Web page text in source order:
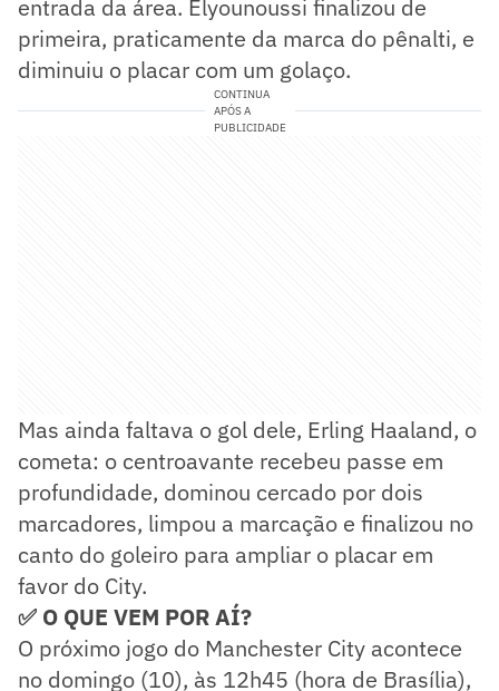
entrada da área. Elyounoussi finalizou de
primeira, praticamente da marca do pênalti, e
diminuiu o placar com um golaço.
CONTINUA
APÓS A
PUBLICIDADE
Mas ainda faltava o gol dele, Erling Haaland, o
cometa: o centroavante recebeu passe em
profundidade, dominou cercado por dois
marcadores, limpou a marcação e finalizou no
canto do goleiro para ampliar o placar em
favor do City.
✅ O QUE VEM POR AÍ?
O próximo jogo do Manchester City acontece
no domingo (10), às 12h45 (hora de Brasília),